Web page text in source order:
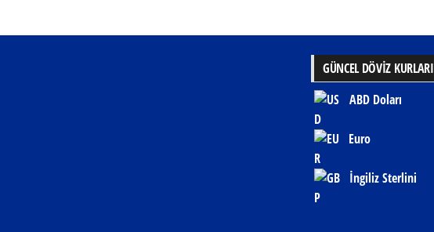
GÜNCEL DÖVİZ KURLARI
ABD Doları
Euro
İngiliz Sterlini